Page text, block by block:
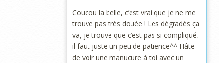
Coucou la belle, c’est vrai que je ne me
trouve pas très douée ! Les dégradés ça
va, je trouve que c’est pas si compliqué,
il faut juste un peu de patience^^ Hâte
de voir une manucure à toi avec un